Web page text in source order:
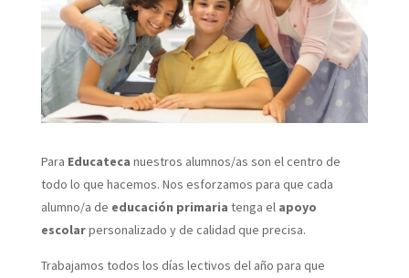
Para Educateca nuestros alumnos/as son el centro de
todo lo que hacemos. Nos esforzamos para que cada
alumno/a de educación primaria tenga el apoyo
escolarpersonalizado y de calidad que precisa.
Trabajamos todos los días lectivos del año para que